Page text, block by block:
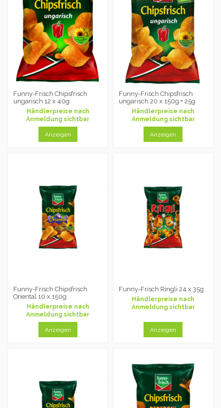
Funny-Frisch Chipsfrisch
ungarisch 12 x 40g
Händlerpreise nach
Anmeldung sichtbar
Anzeigen
Funny-Frisch Chipsfrisch
ungarisch 20 x 150g + 25g
Händlerpreise nach
Anmeldung sichtbar
Anzeigen
Funny-Frisch Chipsfrisch
Oriental 10 x 150g
Händlerpreise nach
Anmeldung sichtbar
Anzeigen
Funny-Frisch Ringli 24 x 35g
Händlerpreise nach
Anmeldung sichtbar
Anzeigen